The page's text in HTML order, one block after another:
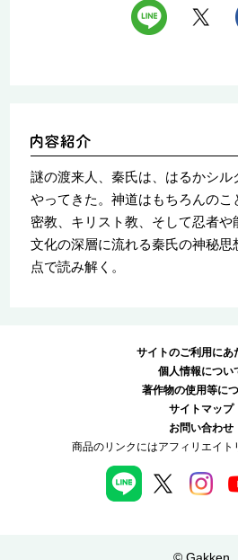
謎の渡来人、秦氏は、はるかシル
やってきた。神道はもちろんのこ
密教、キリスト教、そして忍者
文化の深層に流れる秦氏の神秘思
点で読み解く。
サイトのご利用にあ
個人情報につい
著作物の使用等に
サイトマップ
お問い合わせ
商品のリンクにはアフィリエイト